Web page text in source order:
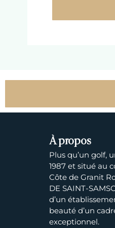
À propos
Plus qu’un golf,
1987 et situé au
Côte de Granit
DE SAINT-
d’un
beauté d’un
exceptionnel.